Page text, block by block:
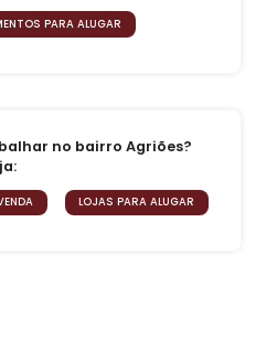
PARA ALUGAR
no bairro Agriões?
LOJAS PARA ALUGAR